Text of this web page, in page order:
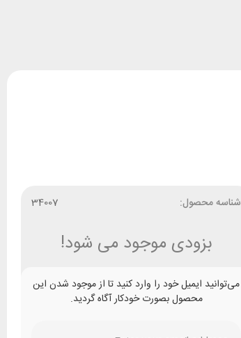
شناسه محصول: 34007
بزودی موجود می شود!
می‌توانید ایمیل خود را وارد کنید تا از موجود شدن این
محصول بصورت خودکار آگاه گردید.